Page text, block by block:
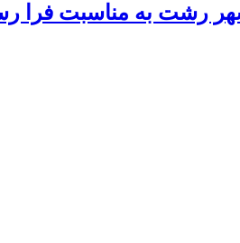
رشت به مناسبت فرا